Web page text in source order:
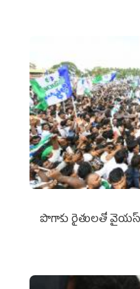
పొగాకు రైతుల‌తో